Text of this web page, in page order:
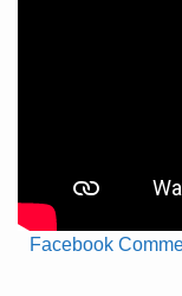
Facebook